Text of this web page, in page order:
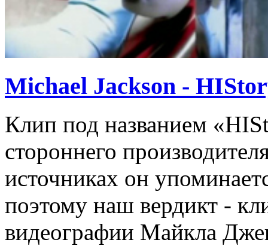
Michael Jackson -
Клип под названием
стороннего
источниках он
поэтому наш вердикт -
видеографии Майкла